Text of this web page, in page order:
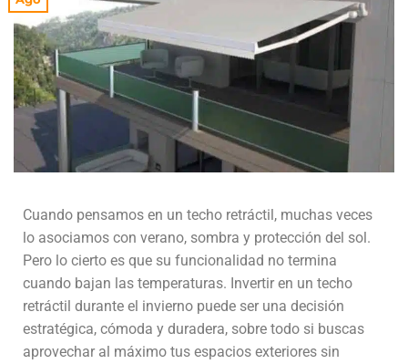
Cuando pensamos en un techo retráctil, muchas veces
lo asociamos con verano, sombra y protección del sol.
Pero lo cierto es que su funcionalidad no termina
cuando bajan las temperaturas. Invertir en un techo
retráctil durante el invierno puede ser una decisión
estratégica, cómoda y duradera, sobre todo si buscas
aprovechar al máximo tus espacios exteriores sin